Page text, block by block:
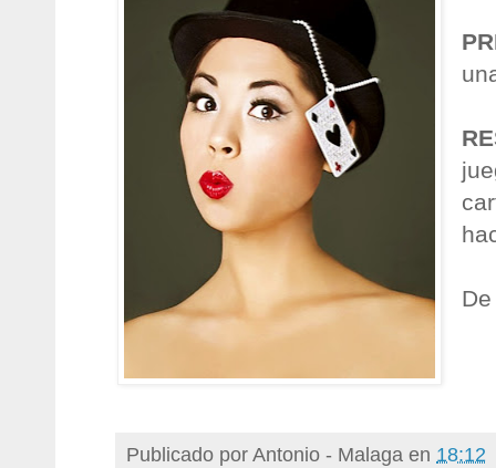
Publicado porAntonio - Malaga en 18:12